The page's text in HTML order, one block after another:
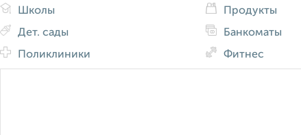
Школы
Дет. сады
Поликлиники
Продукты
Банкоматы
Фитнес